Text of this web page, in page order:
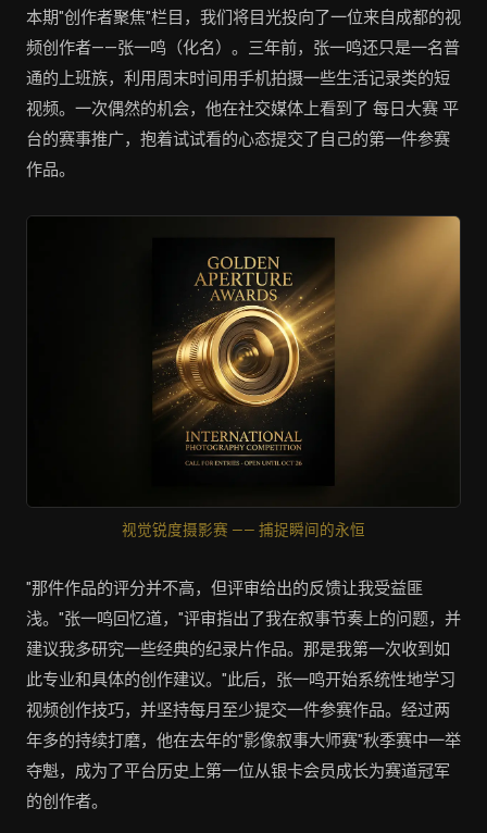
本期"创作者聚焦"栏目，我们将目光投向了一位来自成都的视
频创作者——张一鸣（化名）。三年前，张一鸣还只是一名普
通的上班族，利用周末时间用手机拍摄一些生活记录类的短
视频。一次偶然的机会，他在社交媒体上看到了 每日大赛 平
台的赛事推广，抱着试试看的心态提交了自己的第一件参赛
作品。
视觉锐度摄影赛 —— 捕捉瞬间的永恒
"那件作品的评分并不高，但评审给出的反馈让我受益匪
浅。"张一鸣回忆道，"评审指出了我在叙事节奏上的问题，并
建议我多研究一些经典的纪录片作品。那是我第一次收到如
此专业和具体的创作建议。"此后，张一鸣开始系统性地学习
视频创作技巧，并坚持每月至少提交一件参赛作品。经过两
年多的持续打磨，他在去年的"影像叙事大师赛"秋季赛中一举
夺魁，成为了平台历史上第一位从银卡会员成长为赛道冠军
的创作者。